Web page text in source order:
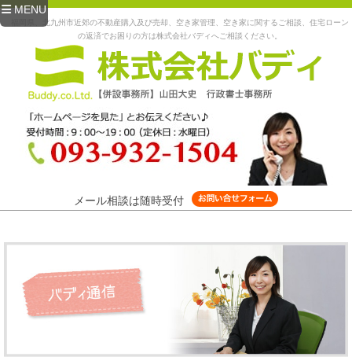
MENU
福岡県、北九州市近郊の不動産購入及び売却、空き家管理、空き家に関するご相談、住宅ローン
の返済でお困りの方は株式会社バディへご相談ください。
メール相談は随時受付